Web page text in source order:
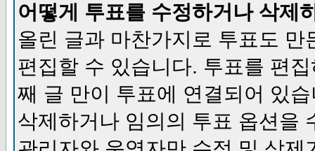
어떻게 투표를 수정하거나 삭제
올린 글과 마찬가지로 투표도
편집할 수 있습니다. 투표를 편
째 글 만이 투표에 연결되어 있
삭제하거나 임의의 투표 옵션을